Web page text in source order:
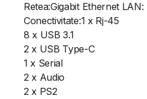
Retea:Gigabit Ethernet
Conectivitate:1 x Rj-45
8 x USB 3.1
2 x USB Type-C
1 x Serial
2 x Audio
2 x PS2